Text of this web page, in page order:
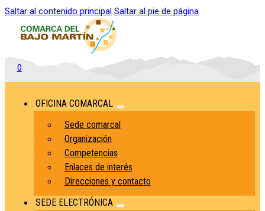
Saltar al contenido principal Saltar al pie de página
0
OFICINA COMARCAL
Sede comarcal
Organización
Competencias
Enlaces de interés
Direcciones y contacto
SEDE ELECTRÓNICA